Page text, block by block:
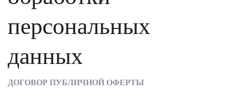
персональных
данных
ДОГОВОР ПУБЛИЧНОЙ ОФЕРТЫ